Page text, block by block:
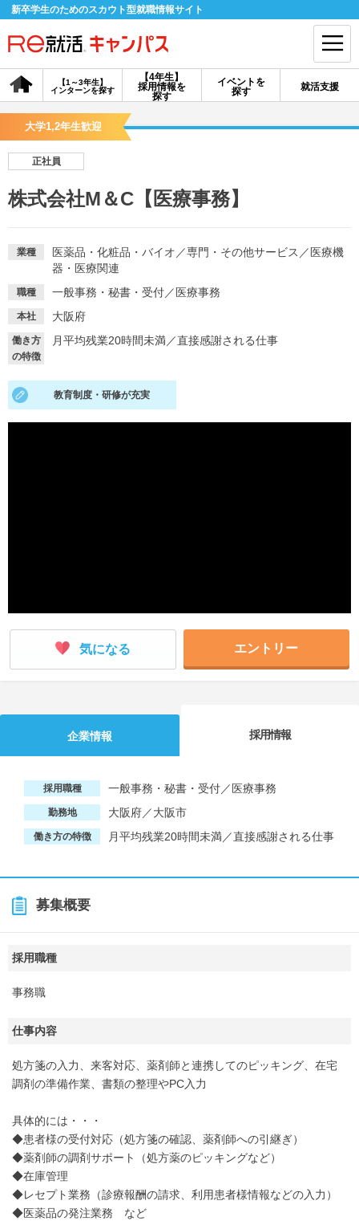
新卒学生のためのスカウト型就職情報サイト
【4年生】
採用情報を
探す
【1～3年生】
インターンを探す
イベントを
探す
就活支援
会員登録 ログイン
探す
イベントを探す スカウト
就活ノウハウ・サポート
就活支援
就活ノウハウが満載！
大学1,2年生歓迎
正社員
株式会社M＆C【医療事務】
業種 医薬品・化粧品・バイオ ／専門・その他サービス ／ 医療機
器・医療関連
職種 一般事務・秘書・受付／ 医療事務
本社 大阪府
働き方
の特徴
月平均残業20時間未満／直接感謝される仕事
教育制度・研修が充実
気になる エントリー
企業情報 採用情報
採用職種 一般事務・秘書・受付／医療事務
勤務地 大阪府／大阪市
働き方の特徴 月平均残業20時間未満／直接感謝される仕事
募集概要
採用職種
事務職
仕事内容
処方箋の入力、来客対応、薬剤師と連携してのピッキング、在宅
調剤の準備作業、書類の整理やPC入力
具体的には・・・
◆患者様の受付対応（処方箋の確認、薬剤師への引継ぎ）
◆薬剤師の調剤サポート（処方薬のピッキングなど）
◆在庫管理
◆レセプト業務（診療報酬の請求、利用患者様情報などの入力）
◆医薬品の発注業務 など